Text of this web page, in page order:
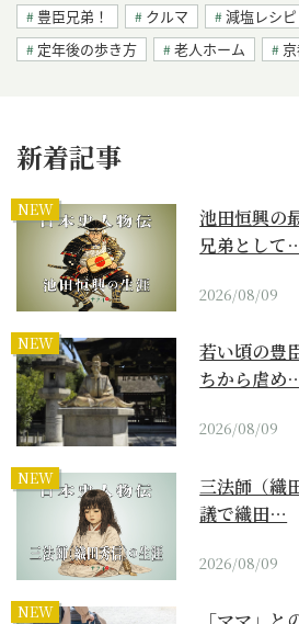
豊臣兄弟！ クルマ 減塩レシピ
定年後の歩き方
老人ホーム
新着記事
NEW
池田恒興の
兄弟として
2026/08/09
NEW
若い頃の豊
ちから虐め
2026/08/09
NEW
三法師（織
議で織田…
2026/08/09
NEW